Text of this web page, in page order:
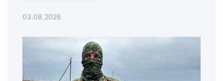
03.08.2026